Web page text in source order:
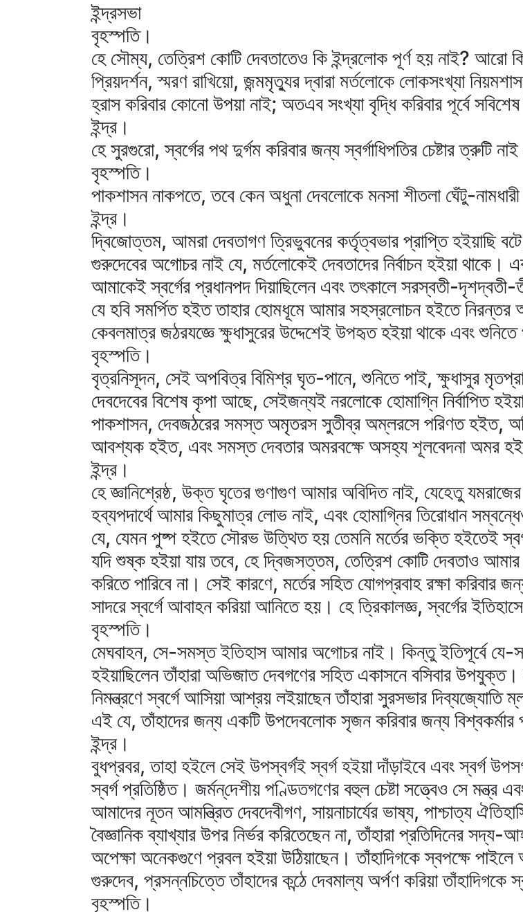
ইন্দ্রসভা
বৃহস্পতি।
হে সৌম্য, তেত্রিশ কোটি দেবতাতেও কি ইন্দ্রলোক পূর্ণ হয় নাই?
প্রিয়দর্শন, স্মরণ রাখিয়ো, জন্মমৃত্যুর দ্বারা মর্তলোকে লোকসংখ্যা
হ্রাস করিবার কোনো উপয়া নাই; অতএব সংখ্যা বৃদ্ধি করিবার পূর্বে সবিশেষ
ইন্দ্র।
হে সুরগুরো, স্বর্গের পথ দুর্গম করিবার জন্য স্বর্গাধিপতির চেষ্টার ত্রুটি
বৃহস্পতি।
পাকশাসন নাকপতে, তবে কেন অধুনা দেবলোকে মনসা শীতলা ঘেঁটু-
ইন্দ্র।
দ্বিজোত্তম, আমরা দেবতাগণ ত্রিভুবনের কর্তৃত্বভার প্রাপ্তি হইয়াছি
গুরুদেবের অগোচর নাই যে, মর্তলোকেই দেবতাদের নির্বাচন হইয়া থাকে।
আমাকেই স্বর্গের প্রধানপদ দিয়াছিলেন এবং তৎকালে সরস্বতী-
যে হবি সমর্পিত হইত তাহার হোমধূমে আমার সহস্রলোচন হইতে
কেবলমাত্র জঠরযজ্ঞে ক্ষুধাসুরের উদ্দেশেই উপহৃত হইয়া থাকে এবং
বৃহস্পতি।
বৃত্রনিসূদন, সেই অপবিত্র বিমিশ্র ঘৃত-পানে, শুনিতে পাই, ক্ষুধাসুর
দেবদেবের বিশেষ কৃপা আছে, সেইজন্যই নরলোকে হোমাগ্নি নির্বাপিত
পাকশাসন, দেবজঠরের সমস্ত অমৃতরস সুতীব্র অম্লরসে পরিণত হইত,
আবশ্যক হইত, এবং সমস্ত দেবতার অমরবক্ষে অসহ্য শূলবেদনা অমর
ইন্দ্র।
হে জ্ঞানিশ্রেষ্ঠ, উক্ত ঘৃতের গুণাগুণ আমার অবিদিত নাই, যেহেতু
হব্যপদার্থে আমার কিছুমাত্র লোভ নাই, এবং হোমাগ্নির তিরোধান
যে, যেমন পুষ্প হইতে সৌরভ উত্থিত হয় তেমনি মর্তের ভক্তি হইতেই
যদি শুষ্ক হইয়া যায় তবে, হে দ্বিজসত্তম, তেত্রিশ কোটি দেবতাও আমার
করিতে পারিবে না। সেই কারণে, মর্তের সহিত যোগপ্রবাহ রক্ষা করিবার
সাদরে স্বর্গে আবাহন করিয়া আনিতে হয়। হে ত্রিকালজ্ঞ, স্বর্গের
বৃহস্পতি।
মেঘবাহন, সে-সমস্ত ইতিহাস আমার অগোচর নাই। কিন্তু ইতিপূর্বে যে-
হইয়াছিলেন তাঁহারা অভিজাত দেবগণের সহিত একাসনে বসিবার
নিমন্ত্রণে স্বর্গে আসিয়া আশ্রয় লইয়াছেন তাঁহারা সুরসভার দিব্যজ্যোতি
এই যে, তাঁহাদের জন্য একটি উপদেবলোক সৃজন করিবার জন্য বিশ্বকর্মার
ইন্দ্র।
বুধপ্রবর, তাহা হইলে সেই উপস্বর্গই স্বর্গ হইয়া দাঁড়াইবে এবং স্বর্গ
স্বর্গ প্রতিষ্ঠিত। জর্মন্‌দেশীয় পণ্ডিতগণের বহুল চেষ্টা সত্ত্বেও সে
আমাদের নূতন আমন্ত্রিত দেবদেবীগণ, সায়নাচার্যের ভাষ্য, পাশ্চাত্য
বৈজ্ঞানিক ব্যাখ্যার উপর নির্ভর করিতেছেন না, তাঁহারা প্রতিদিনের
অপেক্ষা অনেকগুণে প্রবল হইয়া উঠিয়াছেন। তাঁহাদিগকে স্বপক্ষে
গুরুদেব, প্রসন্নচিত্তে তাঁহাদের কন্ঠে দেবমাল্য অর্পণ করিয়া তাঁহাদিগকে
বৃহস্পতি।